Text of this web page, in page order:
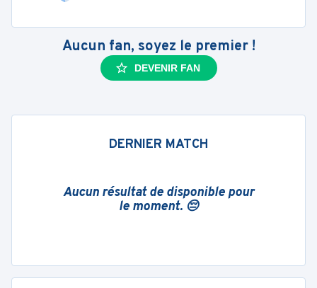
Aucun fan, soyez le premier !
DEVENIR FAN
DERNIER MATCH
Aucun résultat de disponible pour
le moment. 😔